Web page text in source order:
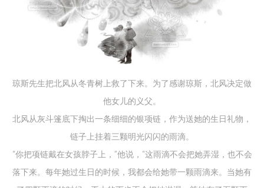
琼斯先生把北风从冬青树上救了下来。为了感谢琼斯，北风决定做
他女儿的义父。
北风从灰斗篷底下掏出一条细细的银项链，作为送她的生日礼物，
链子上挂着三颗明光闪闪的雨滴。
“你把项链戴在女孩脖子上，”他说，“这雨滴不会把她弄湿，也不会
落下来。每年她过生日的时候，我都会给她带一颗雨滴来。当她有